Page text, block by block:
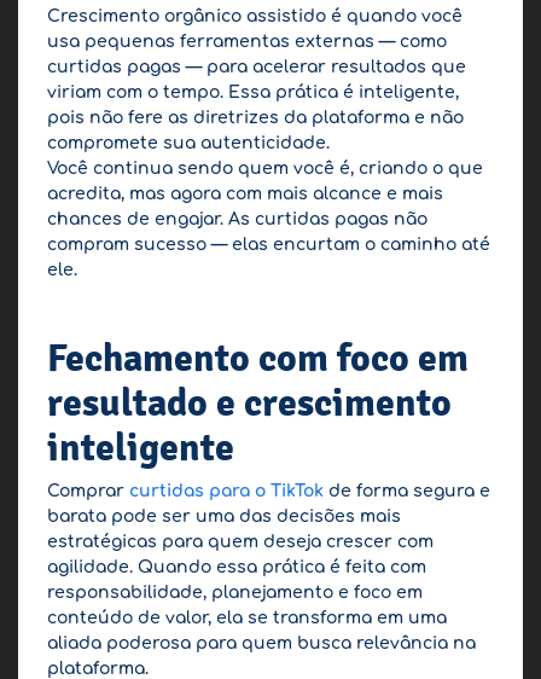
Crescimento orgânico assistido é quando você
usa pequenas ferramentas externas — como
curtidas pagas — para acelerar resultados que
viriam com o tempo. Essa prática é inteligente,
pois não fere as diretrizes da plataforma e não
compromete sua autenticidade.
Você continua sendo quem você é, criando o que
acredita, mas agora com mais alcance e mais
chances de engajar. As curtidas pagas não
compram sucesso — elas encurtam o caminho até
ele.
Fechamento com foco em
resultado e crescimento
inteligente
Comprar curtidas para o TikTok de forma segura e
barata pode ser uma das decisões mais
estratégicas para quem deseja crescer com
agilidade. Quando essa prática é feita com
responsabilidade, planejamento e foco em
conteúdo de valor, ela se transforma em uma
aliada poderosa para quem busca relevância na
plataforma.